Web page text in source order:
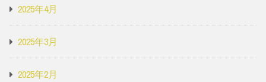
2025年4月
2025年3月
2025年2月